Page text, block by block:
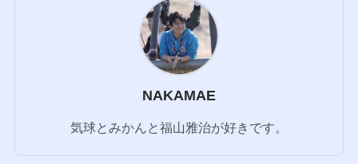
NAKAMAE
気球とみかんと福山雅治が好きです。